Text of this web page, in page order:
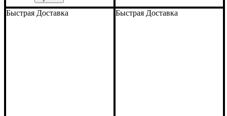
Быстрая Доставка Быстрая Доставка